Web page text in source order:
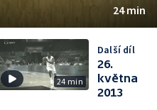
24 min
24 min
Další díl
26.
května
2013